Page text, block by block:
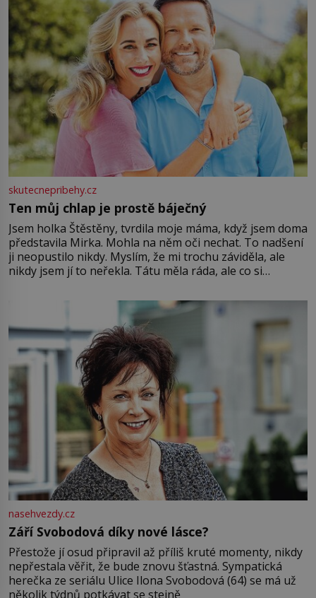
skutecnepribehy.cz
Ten můj chlap je prostě báječný
Jsem holka Štěstěny, tvrdila moje máma, když jsem doma
představila Mirka. Mohla na něm oči nechat. To nadšení
ji neopustilo nikdy. Myslím, že mi trochu záviděla, ale
nikdy jsem jí to neřekla. Tátu měla ráda, ale co si
Jsme spolu moc rádi Tehdy byla jiná doba, když
nasehvezdy.cz
Září Svobodová díky nové lásce?
Přestože jí osud připravil až příliš kruté momenty, nikdy
nepřestala věřit, že bude znovu šťastná. Sympatická
herečka ze seriálu Ulice Ilona Svobodová (64) se má už
několik týdnů potkávat se stejně